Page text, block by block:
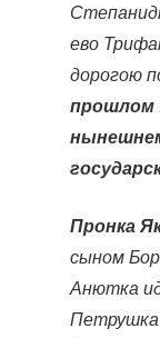
ево
дорогою
прошлом
Пронка
сыном
Анютка
Петрушка